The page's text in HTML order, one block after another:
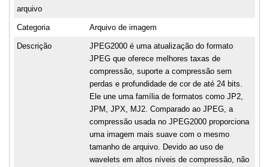
arquivo
Categoria Arquivo de imagem
Descrição
JPEG2000 é uma atualização do formato
JPEG que oferece melhores taxas de
compressão, suporte a compressão sem
perdas e profundidade de cor de até 24 bits.
Ele une uma família de formatos como JP2,
JPM, JPX, MJ2. Comparado ao JPEG, a
compressão usada no JPEG2000 proporciona
uma imagem mais suave com o mesmo
tamanho de arquivo. Devido ao uso de
wavelets em altos níveis de compressão, não